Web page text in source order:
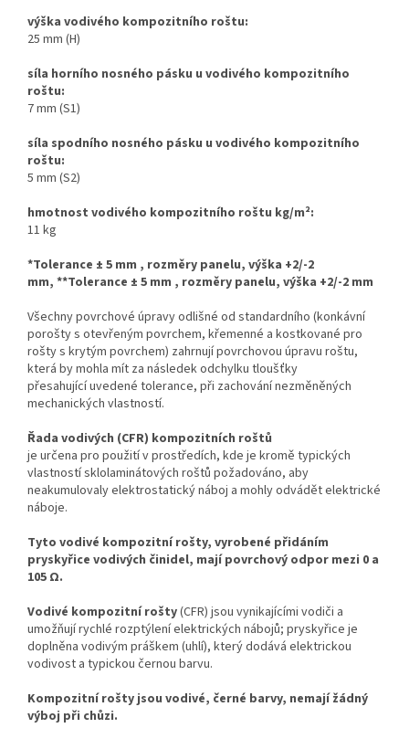
výška vodivého kompozitního roštu:
25 mm (H)
síla horního nosného pásku u vodivého kompozitního
roštu:
7 mm (S1)
síla spodního nosného pásku u vodivého kompozitního
roštu:
5 mm (S2)
hmotnost vodivého kompozitního roštu kg/m²:
11 kg
*Tolerance ± 5 mm , rozměry panelu, výška +2/-2
mm, **Tolerance ± 5 mm , rozměry panelu, výška +2/-2 mm
Všechny povrchové úpravy odlišné od standardního (konkávní
porošty s otevřeným povrchem, křemenné a kostkované pro
roštys krytým povrchem) zahrnují povrchovou úpravu roštu,
která by mohla mít za následek odchylku tloušťky
přesahujícíuvedené tolerance, při zachování nezměněných
mechanických vlastností.
Řada vodivých (CFR) kompozitních roštů
je určena pro použití v prostředích, kde je kromě typických
vlastností sklolaminátových roštů požadováno, aby
neakumulovaly elektrostatický náboj a mohly odvádět elektrické
náboje.
Tyto vodivé kompozitní rošty, vyrobené přidáním
pryskyřice vodivých činidel, mají povrchový odpor mezi 0 a
105 Ω.
Vodivé kompozitní rošty(CFR) jsou vynikajícími vodiči a
umožňují rychlé rozptýlení elektrických nábojů; pryskyřice je
doplněna vodivým práškem (uhlí), který dodává elektrickou
vodivost a typickou černou barvu.
Kompozitní rošty jsou vodivé, černé barvy, nemají žádný
výboj při chůzi.